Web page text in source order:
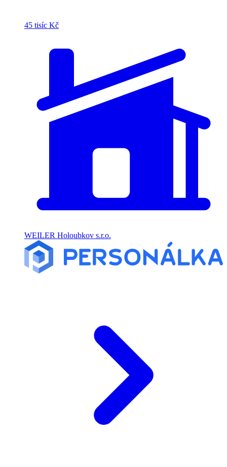
45 tisíc Kč
WEILER Holoubkov s.r.o.